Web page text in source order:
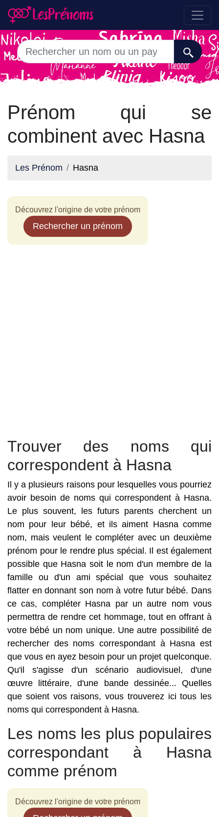
Prénom qui se
combinent avec Hasna
Les Prénom Hasna
Découvrez l'origine de votre prénom
Rechercher un prénom
Trouver des noms qui
correspondent à Hasna
Il y a plusieurs raisons pour lesquelles vous pourriez
avoir besoin de noms qui correspondent à Hasna.
Le plus souvent, les futurs parents cherchent un
nom pour leur bébé, et ils aiment Hasna comme
nom, mais veulent le compléter avec un deuxième
prénom pour le rendre plus spécial. Il est également
possible que Hasna soit le nom d'un membre de la
famille ou d'un ami spécial que vous souhaitez
flatter en donnant son nom à votre futur bébé. Dans
ce cas, compléter Hasna par un autre nom vous
permettra de rendre cet hommage, tout en offrant à
votre bébé un nom unique. Une autre possibilité de
rechercher des noms correspondant à Hasna est
que vous en ayez besoin pour un projet quelconque.
Qu'il s'agisse d'un scénario audiovisuel, d'une
œuvre littéraire, d'une bande dessinée... Quelles
que soient vos raisons, vous trouverez ici tous les
noms qui correspondent à Hasna.
Les noms les plus populaires
correspondant à Hasna
comme prénom
Découvrez l'origine de votre prénom